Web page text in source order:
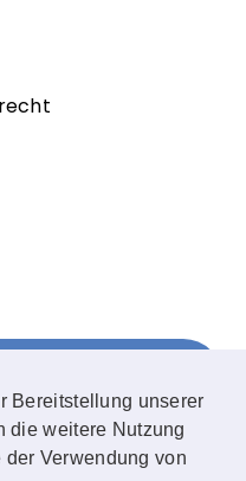
Bereitstellung unserer
die weitere Nutzung
Verwendung von